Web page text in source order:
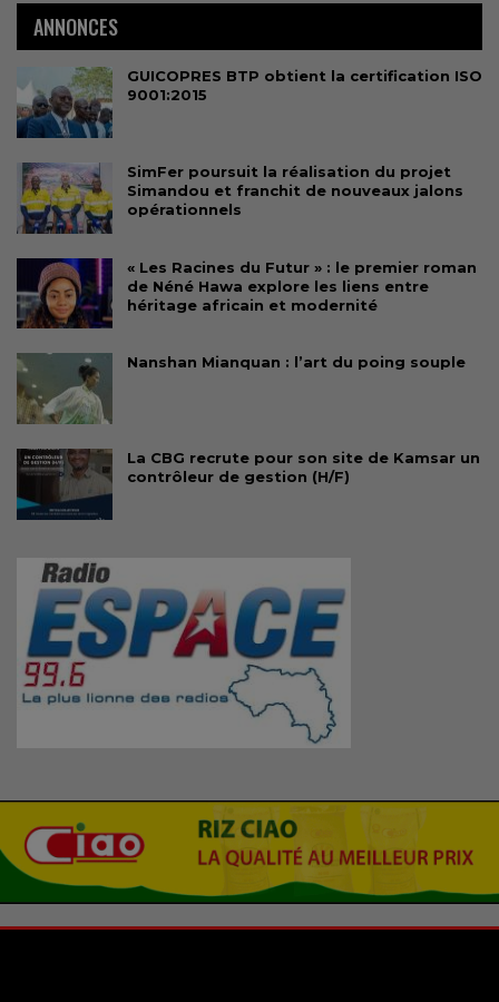
ANNONCES
GUICOPRES BTP obtient la certification ISO
9001:2015
SimFer poursuit la réalisation du projet
Simandou et franchit de nouveaux jalons
opérationnels
« Les Racines du Futur » : le premier roman
de Néné Hawa explore les liens entre
héritage africain et modernité
Nanshan Mianquan : l’art du poing souple
La CBG recrute pour son site de Kamsar un
contrôleur de gestion (H/F)